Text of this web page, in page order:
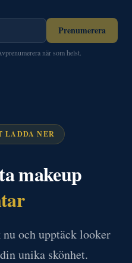
Prenumerera
när som helst.
LADDA NER
makeup
och upptäck looker
unika skönhet.